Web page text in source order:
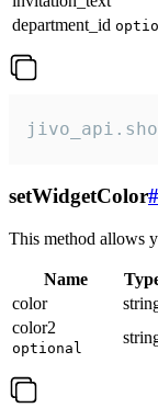
department_id
setWidgetColor#
This method allows
Name
color
color2
optional